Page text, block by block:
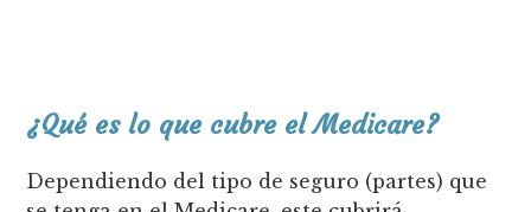
¿Qué es lo que cubre el Medicare?
Dependiendo del tipo de seguro (partes) que